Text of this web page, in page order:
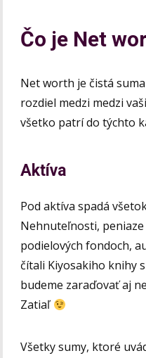
Čo je Net
Net worth je čistá
rozdiel medzi medzi
všetko patrí do týchto
Aktíva
Pod aktíva spadá
Nehnuteľnosti,
podielových fondoch,
čítali Kiyosakiho knihy
budeme zaraďovať aj
Zatiaľ
Všetky sumy, ktoré